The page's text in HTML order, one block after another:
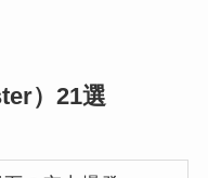
）21選